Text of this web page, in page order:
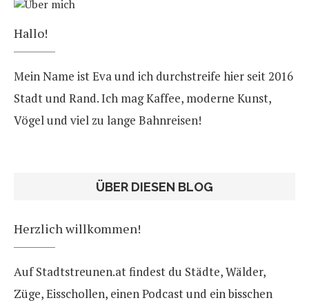
Hallo!
Mein Name ist Eva und ich durchstreife hier seit 2016
Stadt und Rand. Ich mag Kaffee, moderne Kunst,
Vögel und viel zu lange Bahnreisen!
ÜBER DIESEN BLOG
Herzlich willkommen!
Auf Stadtstreunen.at findest du Städte, Wälder,
Züge, Eisschollen, einen Podcast und ein bisschen